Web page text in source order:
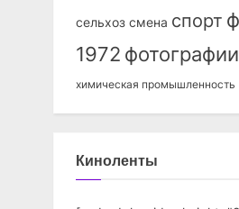
сельхоз смена спорт
1972
химическая промышленность
Киноленты